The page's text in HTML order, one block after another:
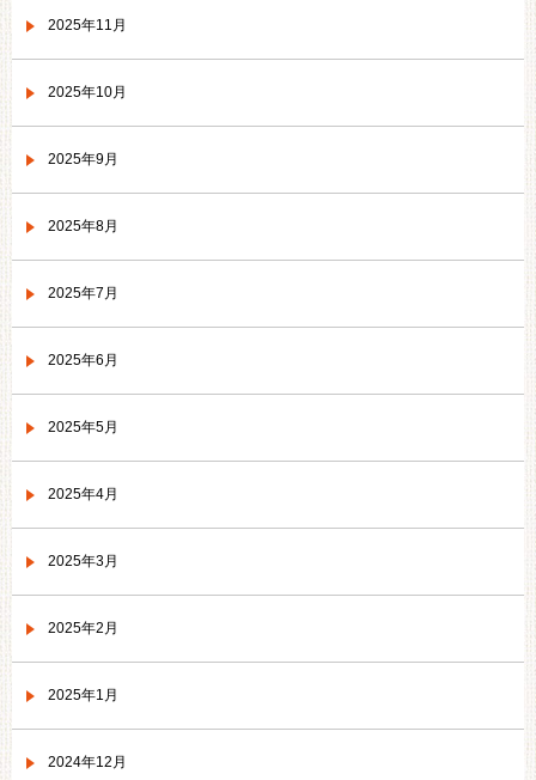
2025年11月
2025年10月
2025年9月
2025年8月
2025年7月
2025年6月
2025年5月
2025年4月
2025年3月
2025年2月
2025年1月
2024年12月